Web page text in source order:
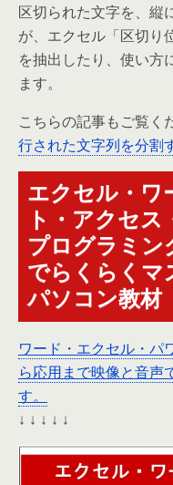
区切られた文字を、縦
が、エクセル「区切り
を抽出したり、使い方
ます。
こちらの記事もご覧
行された文字列を分割
エクセル・ワ
ト・アクセ
プログラミン
でらくらく
パソコン教材
ワード・エクセル・パ
ら応用まで映像と音声
す。
↓ ↓ ↓ ↓ ↓